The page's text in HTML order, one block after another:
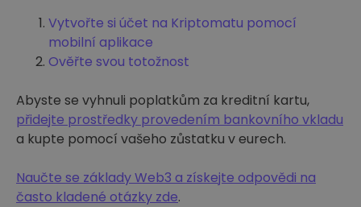
Vytvořte si účet na Kriptomatu pomocí
mobilní aplikace
Ověřte svou totožnost
Abyste se vyhnuli poplatkům za kreditní kartu,
přidejte prostředky provedením bankovního vkladu
a kupte pomocí vašeho zůstatku v eurech.
Naučte se základy Web3 a získejte odpovědi na
často kladené otázky zde.